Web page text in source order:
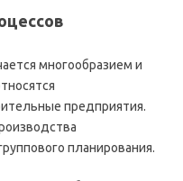
многообразием и
предприятия.
планирования.